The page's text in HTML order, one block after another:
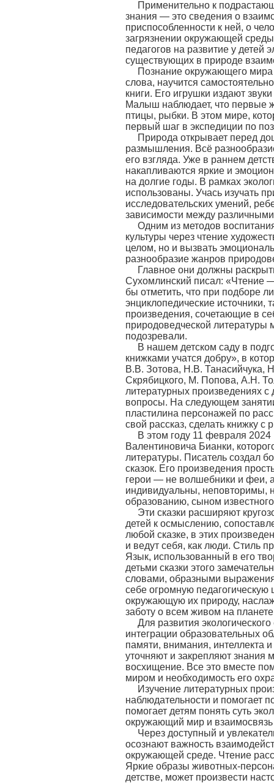
Применительно к
знания — это сведения о
приспособленности к ней, о
загрязнении окружающей
педагогов на развитие у
существующих в природе
Познание окружающего
слова, научится
книги. Его игрушки издают
Малыш наблюдает, что первые
птицы, рыбки. В этом мире,
первый шаг в экспедиции по
Природа открывает перед
размышления. Всё
его взгляда. Уже в раннем
накапливаются яркие и
на долгие годы. В рамках
использованы. Учась изучать
исследовательских умений,
зависимости между
Одним из методов
культуры через чтение
целом, но и вызвать
разнообразие жанров
Главное они должны
Сухомлинский писал: «Чтение
бы отметить, что при подборе
энциклопедические источники,
произведения, сочетающие в
природоведческой
подозревали.
В нашем детском саду в
книжками учатся добру», в
В.В. Зотова, Н.В. Танасийчука,
Скрябицкого, М. Попова, А.Н.
литературных произведениях с
вопросы. На следующем
пластилина персонажей по
свой рассказ, сделать книжку
В этом году 11 февраля
Валентиновича Бианки,
литературы. Писатель создал
сказок. Его произведения
герои — не волшебники и феи,
индивидуальны,
образованию, сыном
Эти сказки расширяют
детей к осмыслению,
любой сказке, в этих
и ведут себя, как люди. Стиль
Язык, использованный в его
детьми сказки этого
словами, образными
себе огромную педагогическую
окружающую их природу,
заботу о всем живом на
Для развития
интеграции образовательных
памяти, внимания, интеллекта
уточняют и закрепляют знания
восхищение. Все это вместе
миром и необходимость его
Изучение литературных
наблюдательности и помогает
помогает детям понять суть
окружающий мир и
Через доступный и
осознают важность
окружающей среде. Чтение
Яркие образы животных-
детстве, может произвести